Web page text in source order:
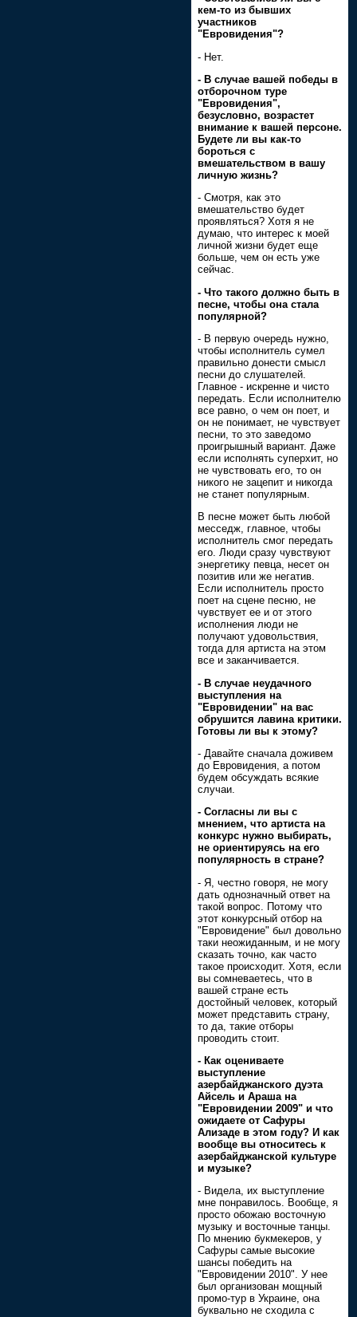
кем-то из бывших
участников
"Евровидения"?
- Нет.
- В случае вашей победы в
отборочном туре
"Евровидения",
безусловно, возрастет
внимание к вашей персоне.
Будете ли вы как-то
бороться с
вмешательством в вашу
личную жизнь?
- Смотря, как это
вмешательство будет
проявляться? Хотя я не
думаю, что интерес к моей
личной жизни будет еще
больше, чем он есть уже
сейчас.
- Что такого должно быть в
песне, чтобы она стала
популярной?
- В первую очередь нужно,
чтобы исполнитель сумел
правильно донести смысл
песни до слушателей.
Главное - искренне и чисто
передать. Если исполнителю
все равно, о чем он поет, и
он не понимает, не чувствует
песни, то это заведомо
проигрышный вариант. Даже
если исполнять суперхит, но
не чувствовать его, то он
никого не зацепит и никогда
не станет популярным.
В песне может быть любой
месседж, главное, чтобы
исполнитель смог передать
его. Люди сразу чувствуют
энергетику певца, несет он
позитив или же негатив.
Если исполнитель просто
поет на сцене песню, не
чувствует ее и от этого
исполнения люди не
получают удовольствия,
тогда для артиста на этом
все и заканчивается.
- В случае неудачного
выступления на
"Евровидении" на вас
обрушится лавина критики.
Готовы ли вы к этому?
- Давайте сначала доживем
до Евровидения, а потом
будем обсуждать всякие
случаи.
- Согласны ли вы с
мнением, что артиста на
конкурс нужно выбирать,
не ориентируясь на его
популярность в стране?
- Я, честно говоря, не могу
дать однозначный ответ на
такой вопрос. Потому что
этот конкурсный отбор на
"Евровидение" был довольно
таки неожиданным, и не могу
сказать точно, как часто
такое происходит. Хотя, если
вы сомневаетесь, что в
вашей стране есть
достойный человек, который
может представить страну,
то да, такие отборы
проводить стоит.
- Как оцениваете
выступление
азербайджанского дуэта
Айсель и Араша на
"Евровидении 2009" и что
ожидаете от Сафуры
Ализаде в этом году? И как
вообще вы относитесь к
азербайджанской культуре
и музыке?
- Видела, их выступление
мне понравилось. Вообще, я
просто обожаю восточную
музыку и восточные танцы.
По мнению букмекеров, у
Сафуры самые высокие
шансы победить на
"Евровидении 2010". У нее
был организован мощный
промо-тур в Украине, она
буквально не сходила с